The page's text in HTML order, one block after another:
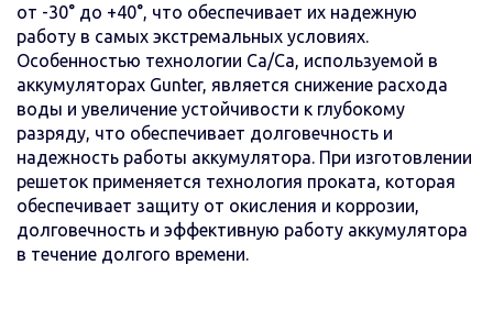
от -30° до +40°, что обеспечивает их надежную
работу в самых экстремальных условиях.
Особенностью технологии Ca/Ca, используемой в
аккумуляторах Gunter, является снижение расхода
воды и увеличение устойчивости к глубокому
разряду, что обеспечивает долговечность и
надежность работы аккумулятора. При изготовлении
решеток применяется технология проката, которая
обеспечивает защиту от окисления и коррозии,
долговечность и эффективную работу аккумулятора
в течение долгого времени.